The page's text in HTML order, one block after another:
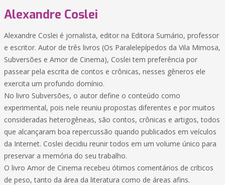
Alexandre Coslei
Alexandre Coslei é jornalista, editor na Editora Sumário, professor
e escritor. Autor de três livros (Os Paralelepípedos da Vila Mimosa,
Subversões e Amor de Cinema), Coslei tem preferência por
passear pela escrita de contos e crônicas, nesses gêneros ele
exercita um profundo domínio.
No livro Subversões, o autor define o conteúdo como
experimental, pois nele reuniu propostas diferentes e por muitos
consideradas heterogêneas, são contos, crônicas e artigos, todos
que alcançaram boa repercussão quando publicados em veículos
da Internet. Coslei decidiu reunir todos em um volume único para
preservar a memória do seu trabalho.
O livro Amor de Cinema recebeu ótimos comentários de críticos
de peso, tanto da área da literatura como de áreas afins.